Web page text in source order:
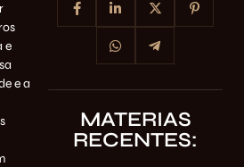
e
e a
MATERIAS
RECENTES: